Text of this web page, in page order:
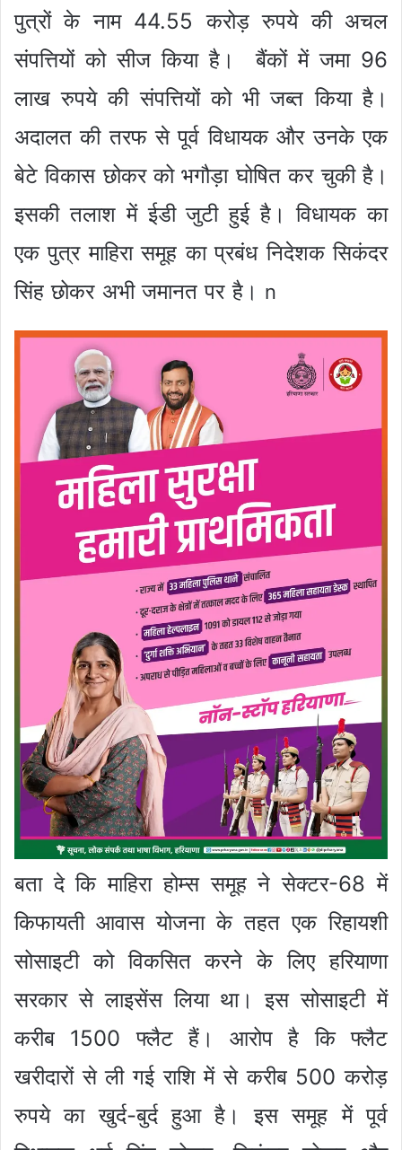
पुत्रों के नाम 44.55 करोड़ रुपये की अचल
संपत्तियों को सीज किया है। बैंकों में जमा 96
लाख रुपये की संपत्तियों को भी जब्त किया है।
अदालत की तरफ से पूर्व विधायक और उनके एक
बेटे विकास छोकर को भगौड़ा घोषित कर चुकी है।
इसकी तलाश में ईडी जुटी हुई है। विधायक का
एक पुत्र माहिरा समूह का प्रबंध निदेशक सिकंदर
सिंह छोकर अभी जमानत पर है। n
बता दे कि माहिरा होम्स समूह ने सेक्टर-68 में
किफायती आवास योजना के तहत एक रिहायशी
सोसाइटी को विकसित करने के लिए हरियाणा
सरकार से लाइसेंस लिया था। इस सोसाइटी में
करीब 1500 फ्लैट हैं। आरोप है कि फ्लैट
खरीदारों से ली गई राशि में से करीब 500 करोड़
रुपये का खुर्द-बुर्द हुआ है। इस समूह में पूर्व